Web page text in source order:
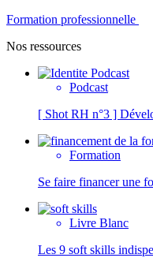
Formation professionnelle
Nos ressources
Podcast
[ Shot RH n°3 ]
Formation
Se faire financer une
Livre Blanc
Les 9 soft skills